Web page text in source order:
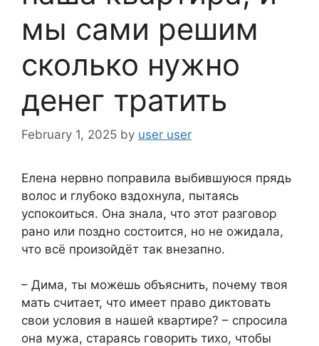
мы сами решим
сколько нужно
денег тратить
February 1, 2025 by user user
Елена нервно поправила выбившуюся прядь
волос и глубоко вздохнула, пытаясь
успокоиться. Она знала, что этот разговор
рано или поздно состоится, но не ожидала,
что всё произойдёт так внезапно.
– Дима, ты можешь объяснить, почему твоя
мать считает, что имеет право диктовать
свои условия в нашей квартире? – спросила
она мужа, стараясь говорить тихо, чтобы